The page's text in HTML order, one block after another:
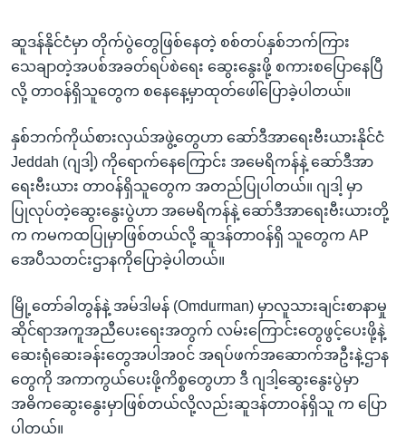
ရန်
နေရာ
သို့
ရန်
ဆူဒန်နိုင်ငံမှာ တိုက်ပွဲတွေဖြစ်နေတဲ့ စစ်တပ်နှစ်ဘက်ကြား
သေချာတဲ့အပစ်အခတ်ရပ်စဲရေး ဆွေးနွေးဖို့ စကားစပြောနေပြီ
လို့ တာဝန်ရှိသူတွေက စနေနေ့မှာထုတ်ဖေါ်ပြောခဲ့ပါတယ်။
နှစ်ဘက်ကိုယ်စားလှယ်အဖွဲ့တွေဟာ ဆော်ဒီအာရေးဗီးယားနိုင်ငံ
Jeddah (ဂျဒါ့) ကိုရောက်နေကြောင်း အမေရိကန်နဲ့ ဆော်ဒီအာ
ရေးဗီးယား တာဝန်ရှိသူတွေက အတည်ပြုပါတယ်။ ဂျဒါ့ မှာ
ပြုလုပ်တဲ့ဆွေးနွေးပွဲဟာ အမေရိကန်နဲ့ ဆော်ဒီအာရေးဗီးယားတို့
က ကမကထပြုမှာဖြစ်တယ်လို့ ဆူဒန်တာဝန်ရှိ သူတွေက AP
အေပီသတင်းဌာနကိုပြောခဲ့ပါတယ်။
မြို့တော်ခါတွန်နဲ့ အမ်ဒါမန် (Omdurman) မှာလူသားချင်းစာနာမှု
ဆိုင်ရာအကူအညီပေးရေးအတွက် လမ်းကြောင်းတွေဖွင့်ပေးဖို့နဲ့
ဆေးရုံဆေးခန်းတွေအပါအဝင် အရပ်ဖက်အဆောက်အဦးနဲ့ဌာန
တွေကို အကာကွယ်ပေးဖို့ကိစ္စတွေဟာ ဒီ ဂျဒါ့ဆွေးနွေးပွဲမှာ
အဓိကဆွေးနွေးမှာဖြစ်တယ်လို့လည်းဆူဒန်တာဝန်ရှိသူ က ပြော
ပါတယ်။